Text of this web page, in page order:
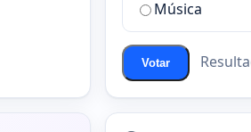
ChatZona?
Música
Votar